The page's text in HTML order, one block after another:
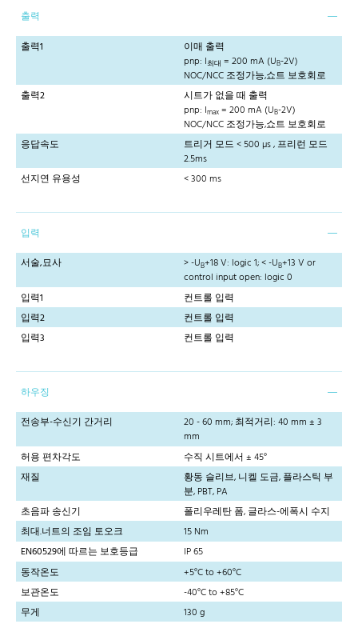
출력
출력1
이매 출력
pnp: I최대 = 200 mA (UB-2V)
NOC/NCC 조정가능,쇼트 보호회로
출력2
시트가 없을 때 출력
pnp: Imax = 200 mA (UB-2V)
NOC/NCC 조정가능,쇼트 보호회로
응답속도
트리거 모드 < 500 µs , 프리런 모드
2.5ms
선지연 유용성
< 300 ms
입력
서술,묘사
> -UB+18 V: logic 1; < -UB+13 V or
control input open: logic 0
입력1
컨트롤 입력
입력2
컨트롤 입력
입력3
컨트롤 입력
하우징
전송부-수신기 간거리
20 - 60 mm; 최적거리: 40 mm ± 3
mm
허용 편차각도
수직 시트에서 ± 45°
재질
황동 슬리브, 니켈 도금, 플라스틱 부
분, PBT, PA
초음파 송신기
폴리우레탄 폼, 글라스-에폭시 수지
최대.너트의 조임 토오크
15 Nm
EN60529에 따르는 보호등급
IP 65
동작온도
+5°C to +60°C
보관온도
-40°C to +85°C
무게
130 g